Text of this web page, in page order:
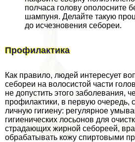
полчаса голову ополосните
шампуня. Делайте такую
до исчезновения себореи.
Профилактика
Как правило, людей интересует
себореи на волосистой части
не допустить этого заболевания,
профилактики, в первую очередь,
личную гигиену: регулярное
гигиенических лосьонов для
страдающих жирной себореей,
обpaбатывать кожу спиртовыми